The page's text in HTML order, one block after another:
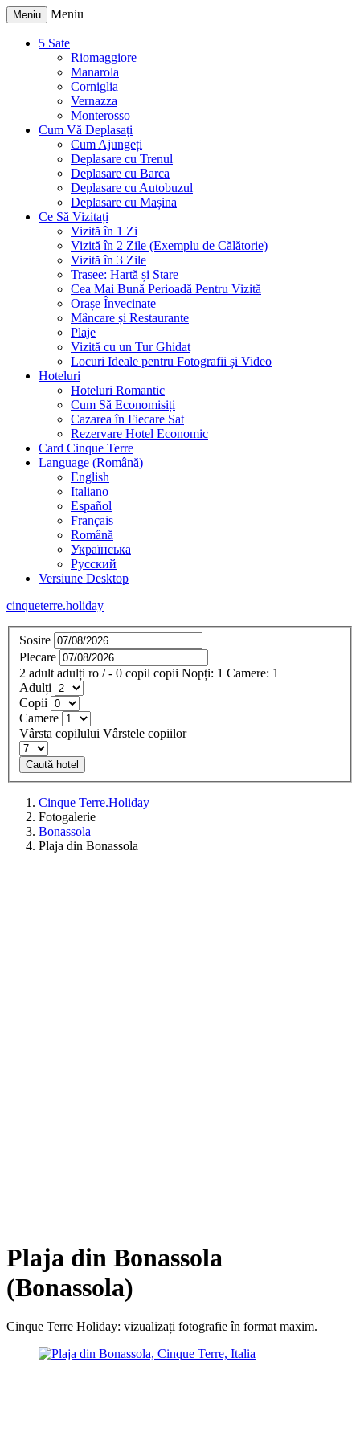
Meniu Meniu
5 Sate
Riomaggiore
Manarola
Corniglia
Vernazza
Monterosso
Cum Vă Deplasați
Cum Ajungeți
Deplasare cu Trenul
Deplasare cu Barca
Deplasare cu Autobuzul
Deplasare cu Mașina
Ce Să Vizitați
Vizită în 1 Zi
Vizită în 2 Zile (Exemplu de Călătorie)
Vizită în 3 Zile
Trasee: Hartă și Stare
Cea Mai Bună Perioadă Pentru Vizită
Orașe Învecinate
Mâncare și Restaurante
Plaje
Vizită cu un Tur Ghidat
Locuri Ideale pentru Fotografii și Video
Hoteluri
Hoteluri Romantic
Cum Să Economisiți
Cazarea în Fiecare Sat
Rezervare Hotel Economic
Card Cinque Terre
Language (Română)
English
Italiano
Español
Français
Română
Українська
Русский
Versiune Desktop
cinqueterre.holiday
Sosire
Plecare
2 adult adulți ro / - 0 copil copii Nopți: 1 Camere: 1
Adulți
Copii
Camere
Vârsta copilului Vârstele copiilor
Caută hotel
Cinque Terre.Holiday
Fotogalerie
Bonassola
Plaja din Bonassola
Plaja din Bonassola
(Bonassola)
Cinque Terre Holiday: vizualizați fotografie în format maxim.